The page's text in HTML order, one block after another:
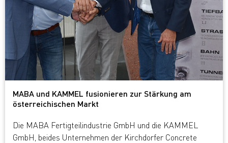
MABA und KAMMEL fusionieren zur Stärkung am
österreichischen Markt
Die MABA Fertigteilindustrie GmbH und die KAMMEL
GmbH, beides Unternehmen der Kirchdorfer Concrete